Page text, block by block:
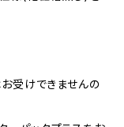
受けできませんの